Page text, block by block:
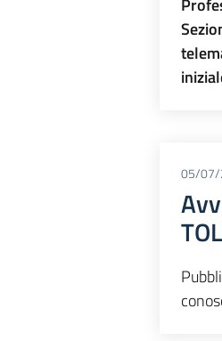
05/07/